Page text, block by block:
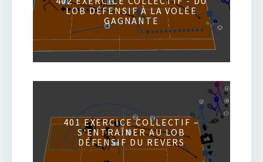
LOB DÉFENSIF À LA VOLÉE
GAGNANTE
401 EXERCICE COLLECTIF –
S'ENTRAÎNER AU LOB
DÉFENSIF DU REVERS